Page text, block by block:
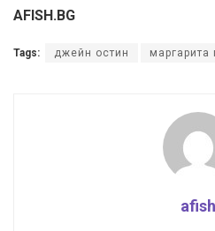
AFISH.BG
Tags: джейн остин маргарита
afish